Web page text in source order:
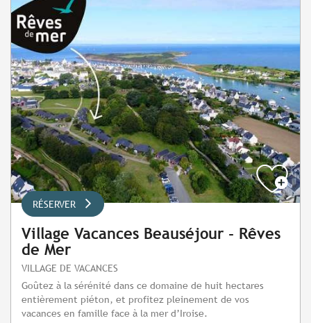
RÉSERVER
Village Vacances Beauséjour - Rêves
de Mer
VILLAGE DE VACANCES
Goûtez à la sérénité dans ce domaine de huit hectares
entièrement piéton, et profitez pleinement de vos
vacances en famille face à la mer d’Iroise.